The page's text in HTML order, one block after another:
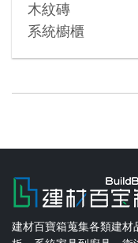
木紋磚
系統櫥櫃
建材百寶箱蒐集各類建